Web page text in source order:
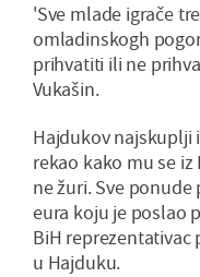
'Sve mlade igrače
omladinskogh
prihvatiti ili ne
Vukašin.
Hajdukov najskuplji
rekao kako mu se
ne žuri. Sve
eura koju je poslao
BiH reprezentativac
u Hajduku.